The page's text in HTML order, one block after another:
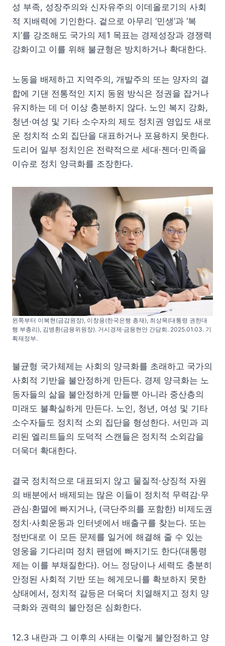
성 부족, 성장주의와 신자유주의 이데올로기의 사회
적 지배력에 기인한다. 겉으로 아무리 ‘민생’과 ‘복
지’를 강조해도 국가의 제1 목표는 경제성장과 경쟁력
강화이고 이를 위해 불균형은 방치하거나 확대한다.
노동을 배제하고 지역주의, 개발주의 또는 양자의 결
합에 기댄 전통적인 지지 동원 방식은 정권을 잡거나
유지하는 데 더 이상 충분하지 않다. 노인 복지 강화,
청년·여성 및 기타 소수자의 제도 정치권 영입도 새로
운 정치적 소외 집단을 대표하거나 포용하지 못한다.
도리어 일부 정치인은 전략적으로 세대·젠더·민족을
이슈로 정치 양극화를 조장한다.
왼쪽부터 이복현(금감원장), 이창용(한국은행 총재), 최상목(대통령 권한대
행 부총리), 김병환(금융위원장). 거시경제·금융현안 간담회. 2025.01.03. 기
획재정부.
불균형 국가체제는 사회의 양극화를 초래하고 국가의
사회적 기반을 불안정하게 만든다. 경제 양극화는 노
동자들의 삶을 불안정하게 만들뿐 아니라 중산층의
미래도 불확실하게 만든다. 노인, 청년, 여성 및 기타
소수자들도 정치적 소외 집단을 형성한다. 서민과 괴
리된 엘리트들의 도덕적 스캔들은 정치적 소외감을
더욱더 확대한다.
결국 정치적으로 대표되지 않고 물질적·상징적 자원
의 배분에서 배제되는 많은 이들이 정치적 무력감·무
관심·환멸에 빠지거나, (극단주의를 포함한) 비제도권
정치·사회운동과 인터넷에서 배출구를 찾는다. 또는
정반대로 이 모든 문제를 일거에 해결해 줄 수 있는
영웅을 기다리며 정치 팬덤에 빠지기도 한다(대통령
제는 이를 부채질한다). 어느 정당이나 세력도 충분히
안정된 사회적 기반 또는 헤게모니를 확보하지 못한
상태에서, 정치적 갈등은 더욱더 치열해지고 정치 양
극화와 권력의 불안정은 심화한다.
12.3 내란과 그 이후의 사태는 이렇게 불안정하고 양